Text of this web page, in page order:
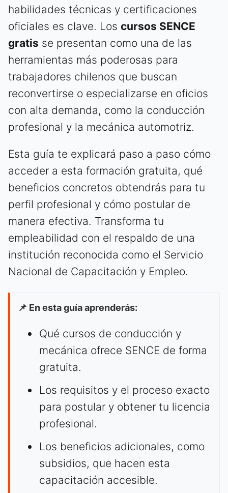
habilidades técnicas y certificaciones
oficiales es clave. Los cursos SENCE
gratis se presentan como una de las
herramientas más poderosas para
trabajadores chilenos que buscan
reconvertirse o especializarse en oficios
con alta demanda, como la conducción
profesional y la mecánica automotriz.
Esta guía te explicará paso a paso cómo
acceder a esta formación gratuita, qué
beneficios concretos obtendrás para tu
perfil profesional y cómo postular de
manera efectiva. Transforma tu
empleabilidad con el respaldo de una
institución reconocida como el Servicio
Nacional de Capacitación y Empleo.
📌 En esta guía aprenderás:
Qué cursos de conducción y
mecánica ofrece SENCE de forma
gratuita.
Los requisitos y el proceso exacto
para postular y obtener tu licencia
profesional.
Los beneficios adicionales, como
subsidios, que hacen esta
capacitación accesible.